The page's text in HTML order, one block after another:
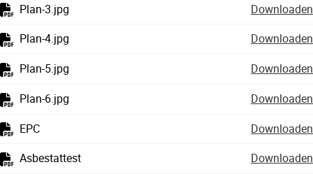
Plan-3.jpg
Downloaden
Plan-4.jpg
Downloaden
Plan-5.jpg
Downloaden
Plan-6.jpg
Downloaden
EPC
Downloaden
Asbestattest
Downloaden